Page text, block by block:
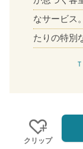
なサービス
たりの特別
クリップ